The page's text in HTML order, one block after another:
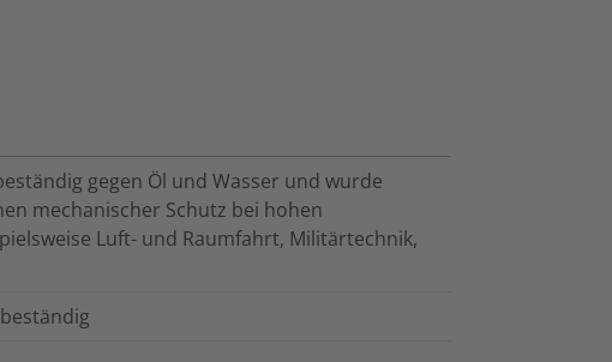
gegen Öl und Wasser und wurde
mechanischer Schutz bei hohen
Luft- und Raumfahrt, Militärtechnik,